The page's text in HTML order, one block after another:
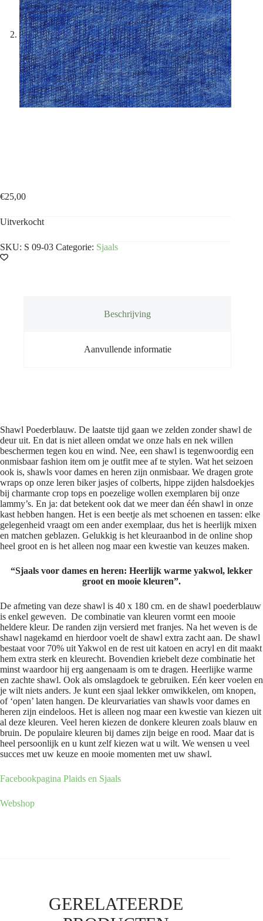
€25,00
Uitverkocht
SKU: S 09-03 Categorie: Sjaals
Beschrijving
Aanvullende informatie
Shawl Poederblauw. De laatste tijd gaan we zelden zonder shawl de
deur uit. En dat is niet alleen omdat we onze hals en nek willen
beschermen tegen kou en wind. Nee, een shawl is tegenwoordig een
onmisbaar fashion item om je outfit mee af te stylen. Wat het seizoen
ook is, shawls voor dames en heren zijn onmisbaar. We dragen grote
wraps op onze leren biker jasjes of colberts, hippe zijden halsdoekjes
bij charmante crop tops en poezelige wollen exemplaren bij onze
lammy’s. En ja: dat betekent ook dat we meer dan één shawl in onze
kast hebben hangen. Het is een beetje als met schoenen en tassen: elke
gelegenheid vraagt om een ander exemplaar, dus het is heerlijk mixen
en matchen geblazen. Gelukkig is het kleuraanbod in de online shop
heel groot en is het alleen nog maar een kwestie van keuzes maken.
“Sjaals voor dames en heren: Heerlijk warme yakwol, lekker
groot en mooie kleuren”.
De afmeting van deze shawl is 40 x 180 cm. en de shawl poederblauw
is enkel geweven. De combinatie van kleuren vormt een mooie
heldere kleur. De randen zijn versierd met franjes. Na het weven is de
shawl nagekamd en hierdoor voelt de shawl extra zacht aan. De shawl
bestaat voor 70% uit Yakwol en de rest uit katoen en acryl en dit maakt
hem extra sterk en kleurecht. Bovendien kriebelt deze combinatie het
minst waardoor hij erg aangenaam is om te dragen. Heerlijke warme
en zachte shawl. Ook als omslagdoek te gebruiken. Eén keer voelen en
je wilt niets anders. Je kunt een sjaal lekker omwikkelen, om knopen,
of ‘open’ laten hangen. De kleurvariaties van shawls voor dames en
heren zijn eindeloos. Het is alleen nog maar een kwestie van kiezen uit
al deze kleuren. Veel heren kiezen de donkere kleuren zoals blauw en
bruin. De populaire kleuren bij dames zijn beige en rood. Maar dat is
heel persoonlijk en u kunt zelf kiezen wat u wilt. We wensen u veel
succes met uw keuze en mooie momenten met uw shawl.
Facebookpagina Plaids en Sjaals
Webshop
GERELATEERDE